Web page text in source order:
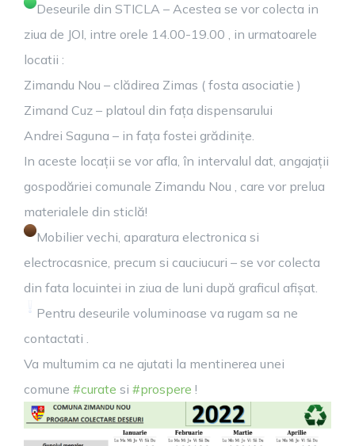
Deseurile din STICLA – Acestea se vor colecta in
ziua de JOI, intre orele 14.00-19.00 , in urmatoarele
locatii :
Zimandu Nou – clădirea Zimas ( fosta asociatie )
Zimand Cuz – platoul din fața dispensarului
Andrei Saguna – in fața fostei grădinițe.
In aceste locații se vor afla, în intervalul dat, angajații
gospodăriei comunale Zimandu Nou , care vor prelua
materialele din sticlă!
Mobilier vechi, aparatura electronica si
electrocasnice, precum si cauciucuri – se vor colecta
din fata locuintei in ziua de luni după graficul afișat.
Pentru deseurile voluminoase va rugam sa ne
contactati .
Va multumim ca ne ajutati la mentinerea unei
comune #curate si #prospere !